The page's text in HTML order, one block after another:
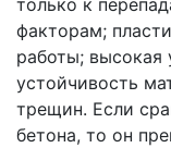
факторам;
работы; высокая
устойчивость
трещин. Если
бетона, то он